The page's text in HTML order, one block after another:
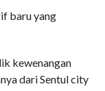
baru yang
kewenangan
dari Sentul city